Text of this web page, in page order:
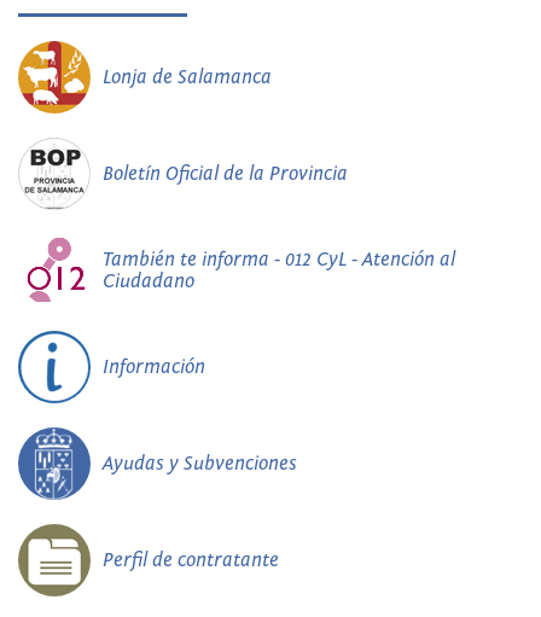
Lonja de Salamanca
Boletín Oficial de la Provincia
También te informa - 012 CyL - Atención al
Ciudadano
Información
Ayudas y Subvenciones
Perfil de contratante